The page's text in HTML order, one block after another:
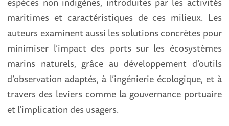
maritimes et caractéristiques de ces milieux. Les
auteurs examinent aussi les solutions concrètes pour
minimiser l’impact des ports sur les écosystèmes
marins naturels, grâce au développement d’outils
d’observation adaptés, à l’ingénierie écologique, et à
travers des leviers comme la gouvernance portuaire
et l’implication des usagers.